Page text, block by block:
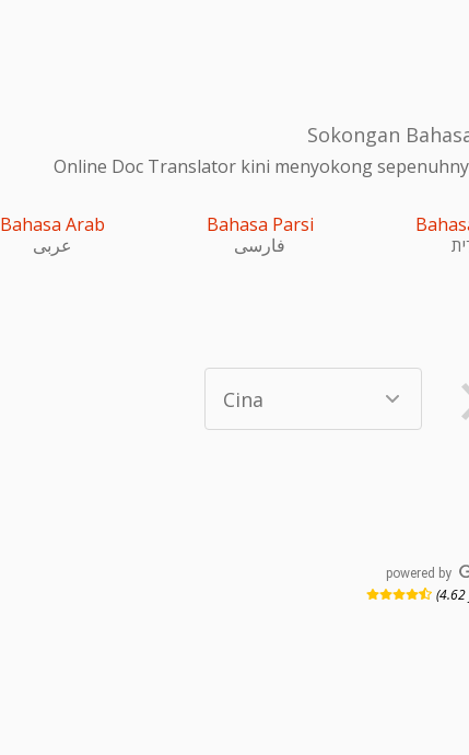
Sokongan
Online Doc Translator kini menyokong
Bahasa Arab
عربى
Bahasa Parsi
فارسی
powered by